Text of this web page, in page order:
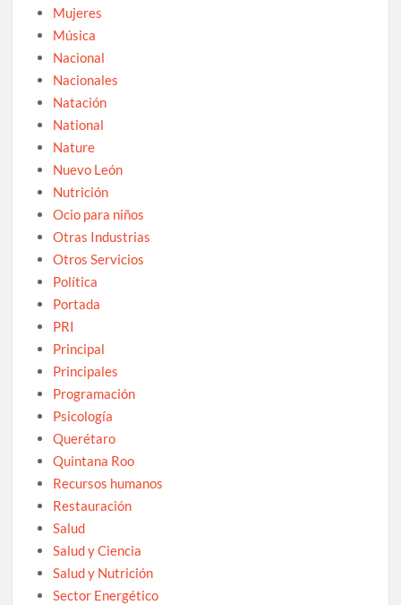
Mujeres
Música
Nacional
Nacionales
Natación
National
Nature
Nuevo León
Nutrición
Ocio para niños
Otras Industrias
Otros Servicios
Política
Portada
PRI
Principal
Principales
Programación
Psicología
Querétaro
Quintana Roo
Recursos humanos
Restauración
Salud
Salud y Ciencia
Salud y Nutrición
Sector Energético